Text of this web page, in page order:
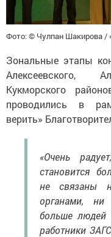
Фото: © Чулпан Шакирова /
Зональные этапы
Алексеевского,
Кукморского
проводились в
верить»
«Очень
становится
не связаны
органами,
больше людей
работники